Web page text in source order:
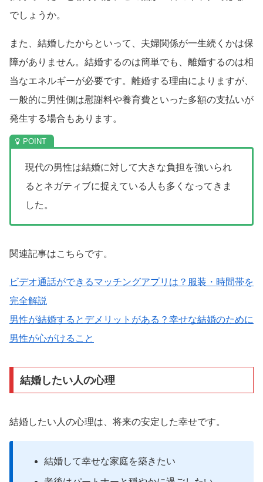
でしょうか。
また、結婚したからといって、夫婦関係が一生続くかは保
障がありません。結婚するのは簡単でも、離婚するのは相
当なエネルギーが必要です。離婚する理由によりますが、
一般的に男性側は慰謝料や養育費といった多額の支払いが
発生する場合もあります。
現代の男性は結婚に対して大きな負担を強いられ
るとネガティブに捉えている人も多くなってきま
した。
関連記事はこちらです。
ビデオ通話ができるマッチングアプリは？服装・時間帯を
完全解説
男性が結婚するとデメリットがある？幸せな結婚のために
男性が心がけること
結婚したい人の心理
結婚したい人の心理は、将来の安定した幸せです。
結婚して幸せな家庭を築きたい